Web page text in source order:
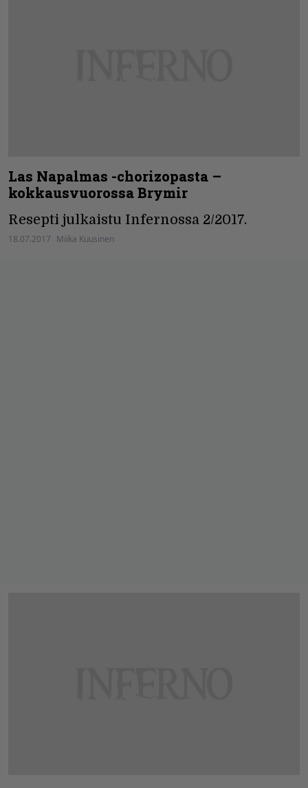
Las Napalmas -chorizopasta –
kokkausvuorossa Brymir
Resepti julkaistu Infernossa 2/2017.
18.07.2017 Miika Kuusinen